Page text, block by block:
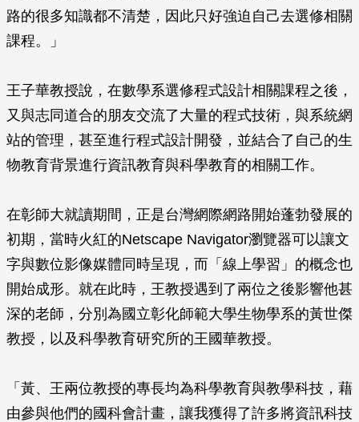
路的很多知識都不清楚，因此只好強迫自己去選修相關
課程。」
王子華教授說，在數學系選修程式設計相關課程之後，
又與志同道合的朋友交流了大量的程式技術，與系統網
站的管理，甚至進行程式設計開發，並結合了自己的生
物教育背景進行資訊教育與科學教育的相關工作。
在彰師大就讀期間，正是台灣網際網路開始蓬勃發展的
初期，當時火紅的Netscape Navigator瀏覽器可以讓文
字與數位影像媒體同時呈現，而「線上學習」的概念也
開始成形。就在此時，王教授遇到了兩位之後影響他甚
深的老師，分別為國立彰化師範大學生物學系的黃世傑
教授，以及科學教育研究所的王國華教授。
「黃、王兩位教授的專長均為科學教育與教學科技，藉
由參與他們的國科會計畫，讓我獲得了許多將資訊科技